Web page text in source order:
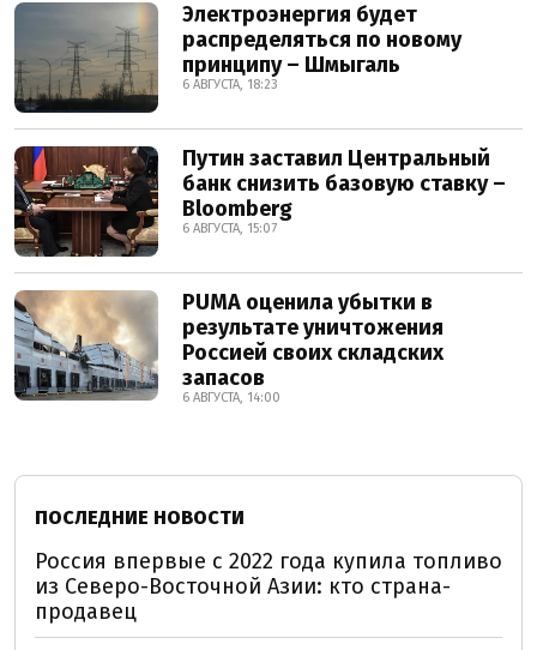
Электроэнергия будет
распределяться по новому
принципу – Шмыгаль
6 АВГУСТА, 18:23
Путин заставил Центральный
банк снизить базовую ставку –
Bloomberg
6 АВГУСТА, 15:07
PUMA оценила убытки в
результате уничтожения
Россией своих складских
запасов
6 АВГУСТА, 14:00
ПОСЛЕДНИЕ НОВОСТИ
Россия впервые с 2022 года купила топливо
из Северо-Восточной Азии: кто страна-
продавец